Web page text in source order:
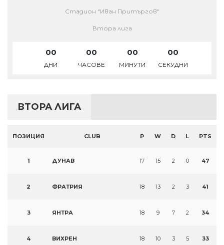
Стадион "Иван Притъргов"
Втора лига
00
ДНИ
00
ЧАСОВЕ
00
МИНУТИ
00
СЕКУДНИ
ВТОРА ЛИГА
ПОЗИЦИЯ CLUB P W D L PTS
1 ДУНАВ 17 15 2 0 47
2 ФРАТРИЯ 18 13 2 3 41
3 ЯНТРА 18 9 7 2 34
4 ВИХРЕН 18 10 3 5 33